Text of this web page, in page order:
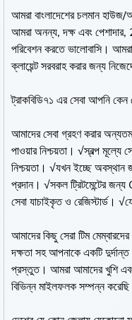
আমরা বাংলাদেশের চলমান হাউজ/
আমরা অনন্য, দক্ষ এবং
পরিবেশন করতে ভালোবাসি। আমরা
ক্লায়েন্ট সরবরাহ করার জন্য
ট্রাকবিডি৭১ এর সেবা আপনি কেন
আমাদের সেবা গ্রহণ করার
পাওয়ার নিশ্চয়তা। √স্বল্প
নিশ্চয়তা। √যখন ইচ্ছে অবস্থান
প্রদান। √সকল ট্রিটমেন্টের জন্য
সেবা যাচাইকৃত ও রেজিস্টার্ড।
আমাদের কিছু সেরা টিম
দক্ষতা সহ আপনাকে একটি
প্রস্তুত। আমরা আমাদের খুশি এবং
বিভিন্ন মাইলফলক সম্পন্ন